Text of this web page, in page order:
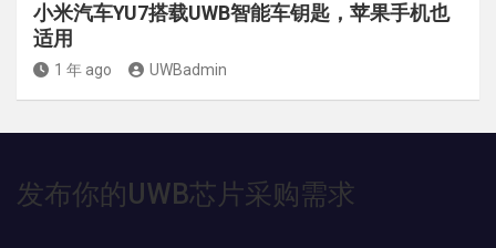
小米汽车YU7搭载UWB智能车钥匙，苹果手机也
适用
1 年 ago UWBadmin
发布你的UWB芯片采购需求